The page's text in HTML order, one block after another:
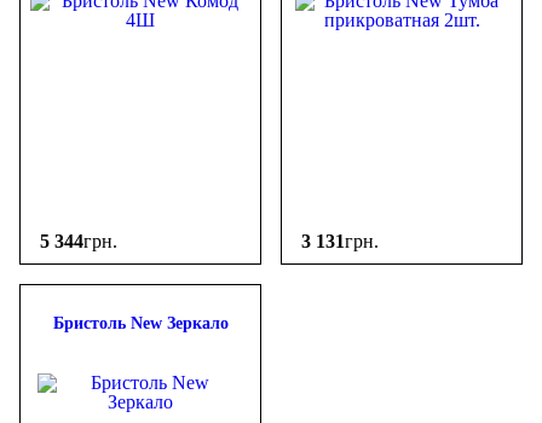
5 344грн. 3 131грн.
Бристоль New Зеркало